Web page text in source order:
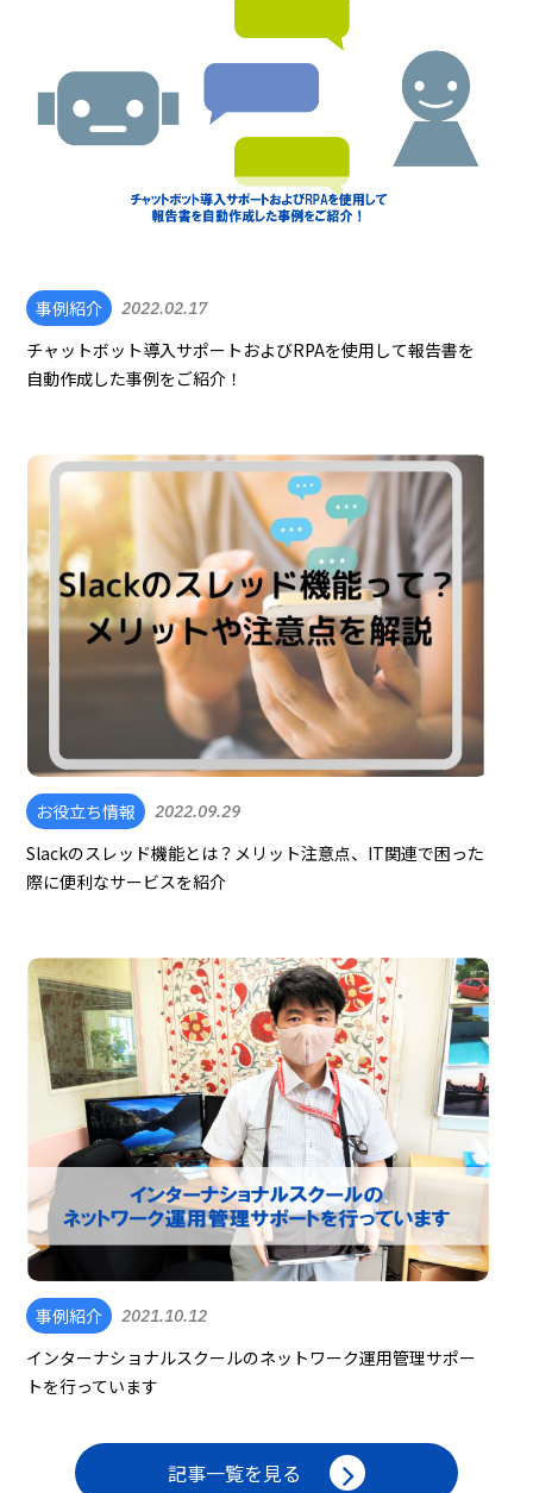
事例紹介 2022.02.17
チャットボット導入サポートおよびRPAを使用して報告書を
自動作成した事例をご紹介！
お役立ち情報 2022.09.29
Slackのスレッド機能とは？メリット注意点、IT関連で困った
際に便利なサービスを紹介
事例紹介 2021.10.12
インターナショナルスクールのネットワーク運用管理サポー
トを行っています
記事一覧を見る